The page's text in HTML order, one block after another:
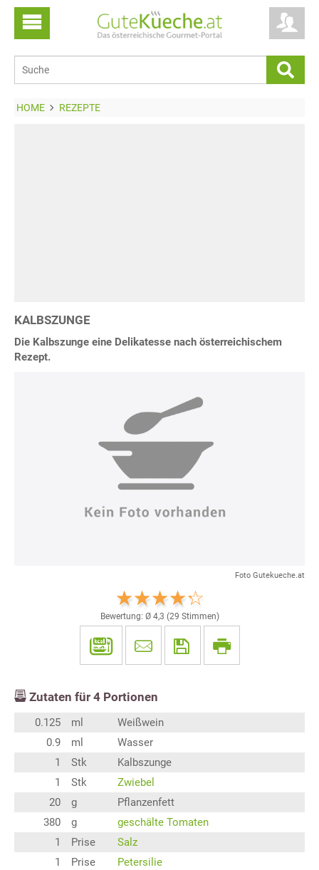
HOME REZEPTE
KALBSZUNGE
Die Kalbszunge eine Delikatesse nach österreichischem
Rezept.
Foto Gutekueche.at
Bewertung: Ø 4,3 (29 Stimmen)
Zutaten für 4 Portionen
0.125 ml
Weißwein
0.9
ml
Wasser
1
Stk
Kalbszunge
1
Stk
Zwiebel
20
g
Pflanzenfett
380
g
geschälte Tomaten
1
Prise
Salz
1
Prise
Petersilie